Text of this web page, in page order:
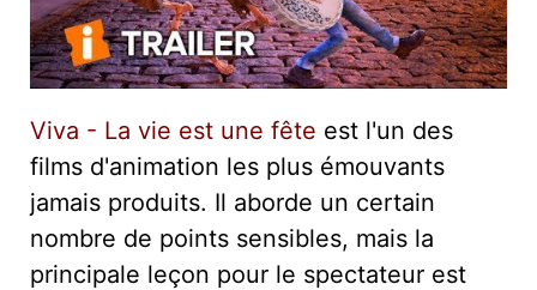
Viva - La vie est une fête est l'un des
films d'animation les plus émouvants
jamais produits. Il aborde un certain
nombre de points sensibles, mais la
principale leçon pour le spectateur est